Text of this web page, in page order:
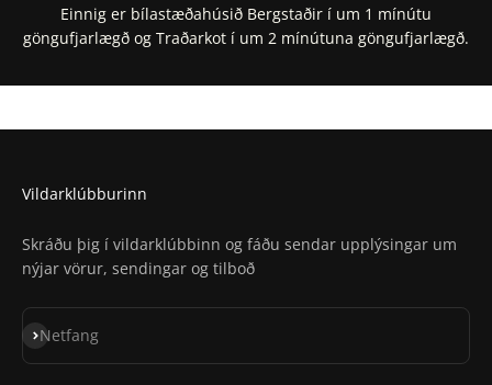
Einnig er bílastæðahúsið Bergstaðir í um 1 mínútu
göngufjarlægð og Traðarkot í um 2 mínútuna göngufjarlægð.
Staðsetning í Google Maps
Staðsetning í Apple Maps
Vildarklúbburinn
Skráðu þig í vildarklúbbinn og fáðu sendar upplýsingar um
nýjar vörur, sendingar og tilboð
Netfang
Skrá á póstlista